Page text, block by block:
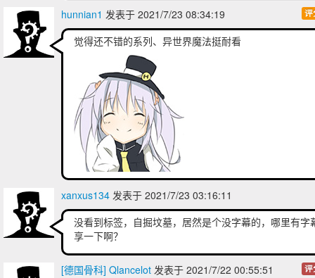
hunnian1 发表于 2021/7/23 08:34:19 评
觉得还不错的系列、异世界魔法挺耐看
xanxus134 发表于 2021/7/23 03:16:11
没看到标签，自掘坟墓，居然是个没字幕的，哪里有字
享一下啊？
[德国骨科] Qlancelot 发表于 2021/7/22 00:55:51 评